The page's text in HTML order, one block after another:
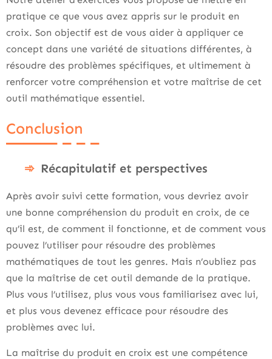
pratique ce que vous avez appris sur le produit en
croix. Son objectif est de vous aider à appliquer ce
concept dans une variété de situations différentes, à
résoudre des problèmes spécifiques, et ultimement à
renforcer votre compréhension et votre maîtrise de cet
outil mathématique essentiel.
Conclusion
Récapitulatif et perspectives
Après avoir suivi cette formation, vous devriez avoir
une bonne compréhension du produit en croix, de ce
qu’il est, de comment il fonctionne, et de comment vous
pouvez l’utiliser pour résoudre des problèmes
mathématiques de tout les genres. Mais n’oubliez pas
que la maîtrise de cet outil demande de la pratique.
Plus vous l’utilisez, plus vous vous familiarisez avec lui,
et plus vous devenez efficace pour résoudre des
problèmes avec lui.
La maîtrise du produit en croix est une compétence